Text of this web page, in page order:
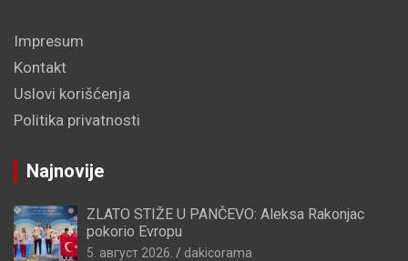
Impresum
Kontakt
Uslovi korišćenja
Politika privatnosti
Najnovije
ZLATO STIŽE U PANČEVO: Aleksa Rakonjac
pokorio Evropu
5. август 2026. dakicorama